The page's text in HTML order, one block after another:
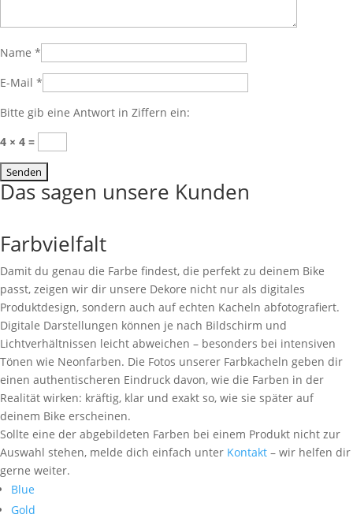
Name *
E-Mail *
Bitte gib eine Antwort in Ziffern ein:
4 × 4 =
Das sagen unsere Kunden
Farbvielfalt
Damit du genau die Farbe findest, die perfekt zu deinem Bike
passt, zeigen wir dir unsere Dekore nicht nur als digitales
Produktdesign, sondern auch auf echten Kacheln abfotografiert.
Digitale Darstellungen können je nach Bildschirm und
Lichtverhältnissen leicht abweichen – besonders bei intensiven
Tönen wie Neonfarben. Die Fotos unserer Farbkacheln geben dir
einen authentischeren Eindruck davon, wie die Farben in der
Realität wirken: kräftig, klar und exakt so, wie sie später auf
deinem Bike erscheinen.
Sollte eine der abgebildeten Farben bei einem Produkt nicht zur
Auswahl stehen, melde dich einfach unter Kontakt – wir helfen dir
gerne weiter.
Blue
Gold